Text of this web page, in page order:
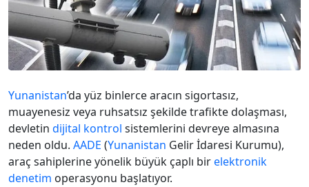
Yunanistan’da yüz binlerce aracın sigortasız,
muayenesiz veya ruhsatsız şekilde trafikte dolaşması,
devletin dijital kontrol sistemlerini devreye almasına
neden oldu. AADE (Yunanistan Gelir İdaresi Kurumu),
araç sahiplerine yönelik büyük çaplı birelektronik
denetim operasyonu başlatıyor.